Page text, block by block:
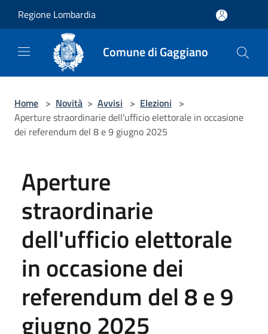
Regione Lombardia
Comune di Gaggiano
Home > Novità > Avvisi > Elezioni >
Aperture straordinarie dell'ufficio elettorale in occasione
dei referendum del 8 e 9 giugno 2025
Aperture
straordinarie
dell'ufficio elettorale
in occasione dei
referendum del 8 e 9
giugno 2025